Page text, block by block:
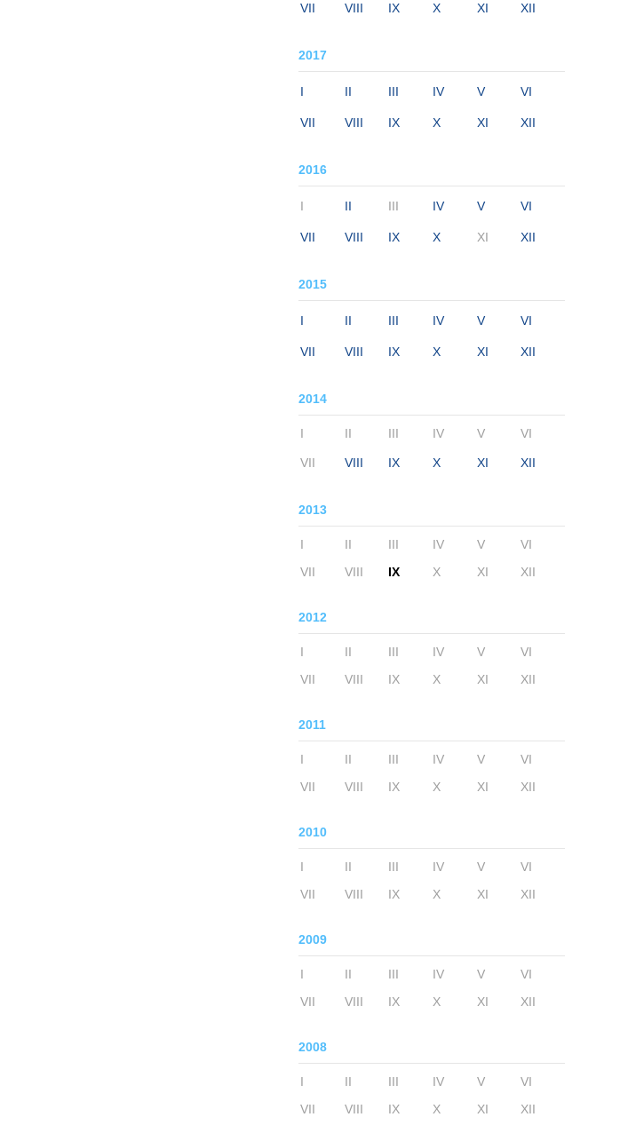
VII VIII IX X XI XII
2017
I II III IV V VI
VII VIII IX X XI XII
2016
I II III IV V VI
VII VIII IX X XI XII
2015
I II III IV V VI
VII VIII IX X XI XII
2014
I II III IV V VI
VII VIII IX X XI XII
2013
I II III IV V
VI
VII
VIII IX X XI XII
2012
I II III IV V
VI
VII
VIII IX X XI XII
2011
I II III IV V
VI
VII
VIII IX X XI XII
2010
I II III IV V
VI
VII
VIII IX X XI XII
2009
I II III IV V
VI
VII
VIII IX X XI XII
2008
I II III IV V
VI
VII
VIII IX X XI XII